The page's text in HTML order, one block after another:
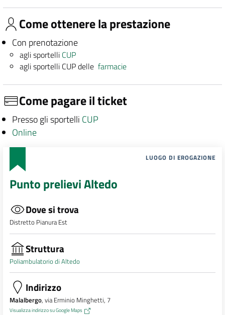
Come ottenere la prestazione
Con prenotazione
agli sportelli CUP
agli sportelli CUP dellefarmacie
Come pagare il ticket
Presso gli sportelli CUP
Online
LUOGO DI EROGAZIONE
Punto prelievi Altedo
Dove si trova
Distretto Pianura Est
Struttura
Poliambulatorio di Altedo
Indirizzo
Malalbergo, via Erminio Minghetti, 7
Visualizza indirizzo su Google Maps